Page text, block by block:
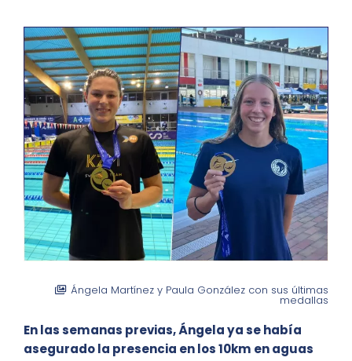
Ángela Martínez y Paula González con sus últimas
medallas
En las semanas previas, Ángela ya se había
asegurado la presencia en los 10km en aguas